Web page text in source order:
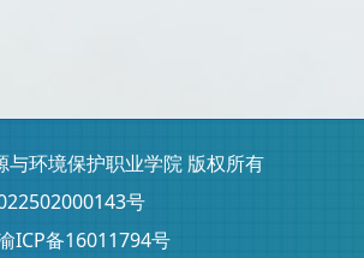
环境保护职业学院 版权所有
号
ICP备16011794号